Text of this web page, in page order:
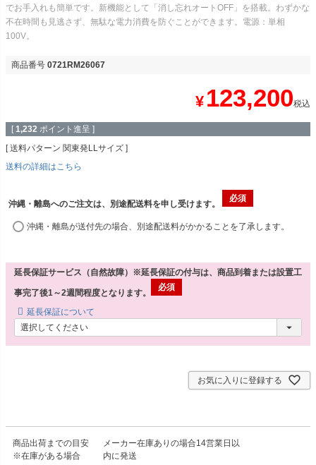
でお手入れも簡単です。新機能として「消し忘れオートOFF」を搭載。わずかな
不在時間も見逃さず、無駄な電力消費を防ぐことができます。電源：単相
100V。
商品番号 0721RM26067
¥ 123,200税込
[ 1,232 ポイント進呈 ]
送料パターン 関東発LLサイズ
送料の詳細はこちら
沖縄・離島へのご注文は、別途配送料を申し受けます。
沖縄・離島が送付先の場合、別途配送料がかかることを了承します。
延長保証サービス（自然故障）※延長保証の付与は、商品到着または設置工
事完了後1～2週間程度となります。
延長保証について
お気に入りに登録する
商品出荷までの目安
※在庫がある場合
メーカー在庫ありの場合14営業日以
内に発送